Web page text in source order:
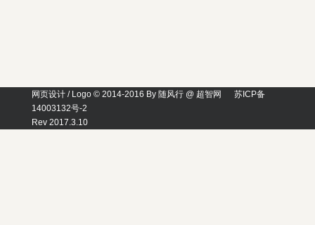
网页设计 / Logo © 2014-2016 By 随风行 @ 超智网
苏ICP备
14003132号-2
Rev 2017.3.10